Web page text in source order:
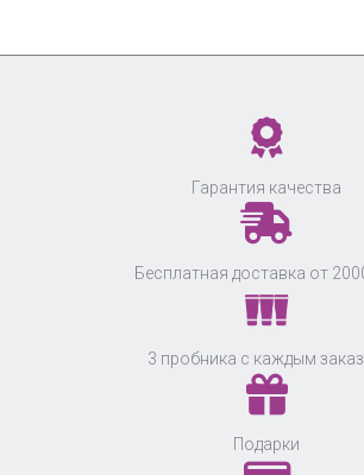
Гарантия качества
Бесплатная доставка от
3 пробника с каждым
Подарки